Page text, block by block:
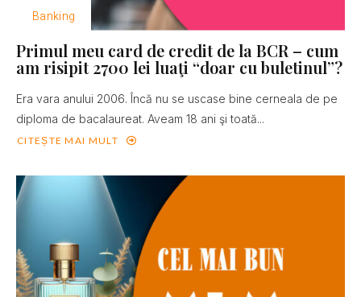
Banking
Primul meu card de credit de la BCR – cum
am risipit 2700 lei luaţi “doar cu buletinul”?
Era vara anului 2006. Încă nu se uscase bine cerneala de pe
diploma de bacalaureat. Aveam 18 ani şi toată...
CITEȘTE MAI MULT